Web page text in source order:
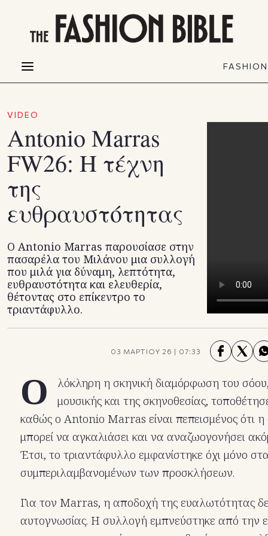
THE FASHION BIBLE
Creators
FASHION
VIDEO
Αntonio Marras
FW26: Η τέχνη
της
ευθραυστότητας
Ο Αntonio Marras παρουσίασε στην
πασαρέλα του Μιλάνου μια συλλογή
που μιλά για δύναμη, λεπτότητα,
ευθραυστότητα και ελευθερία,
θέτοντας στο επίκεντρο το
τριαντάφυλλο.
03 ΜΑΡΤΙΟΥ 26 | 07:33
Ο
λόκληρη η σκηνική διαμόρφωση του
μουσικής και της σκηνοθεσίας,
καθώς ο Αntonio Marras είναι πεπεισμένος ότι
μπορεί να αγκαλιάσει και να αναζωογονήσει
Έτσι, το τριαντάφυλλο εμφανίστηκε όχι μόνο
συμπεριλαμβανομένων των προσκλήσεων.
Για τον Marras, η αποδοχή της ευαλωτότητας
αυτογνωσίας. Η συλλογή εμπνεύστηκε από την